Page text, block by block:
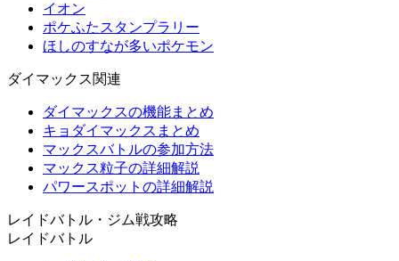
イオン
ポケふたスタンプラリー
ほしのすなが多いポケモン
ダイマックス関連
ダイマックスの機能まとめ
キョダイマックスまとめ
マックスバトルの参加方法
マックス粒子の詳細解説
パワースポットの詳細解説
レイドバトル・ジム戦攻略
レイドバトル